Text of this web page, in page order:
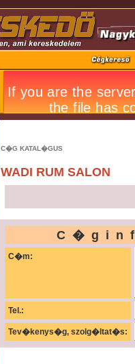
C�G KATAL�GUS
WADI RUM SALON
C�m:
Tel.:
Tev�kenys�g, szolg�ltat�s: